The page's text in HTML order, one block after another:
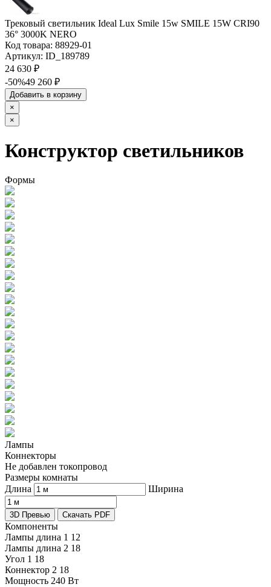
Трековый светильник Ideal Lux Smile 15w SMILE 15W CRI90
36° 3000K NERO
Код товара: 88929-01
Артикул: ID_189789
24 630 ₽
-50%49 260 ₽
Добавить в корзину
×
×
Конструктор светильников
Формы
Лампы
Коннекторы
Не добавлен токопровод
Размеры комнаты
Длина
Ширина
3D Превью Скачать PDF
Компоненты
Лампы длина 1 12
Лампы длина 2 18
Угол 1 18
Коннектор 2 18
Мощность 240 Вт